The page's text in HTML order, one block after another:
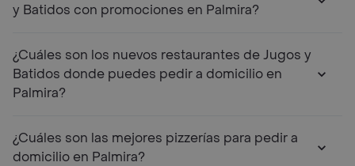
y Batidos con promociones en Palmira?
¿Cuáles son los nuevos restaurantes de Jugos y
Batidos donde puedes pedir a domicilio en
Palmira?
¿Cuáles son las mejores pizzerías para pedir a
domicilio en Palmira?